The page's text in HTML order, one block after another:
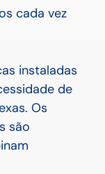
cada vez
instaladas
de
Os
são